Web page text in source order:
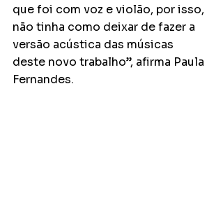
que foi com voz e violão, por isso,
não tinha como deixar de fazer a
versão acústica das músicas
deste novo trabalho”, afirma Paula
Fernandes.